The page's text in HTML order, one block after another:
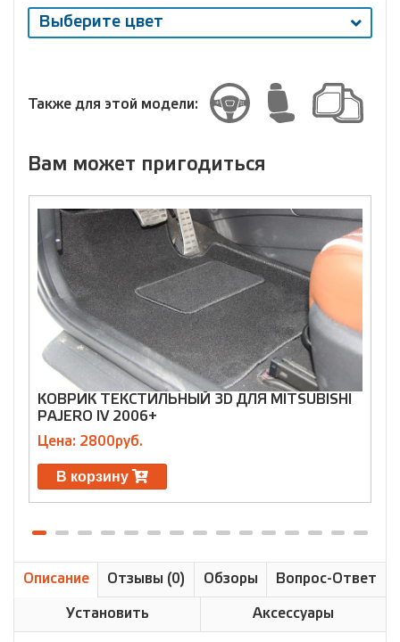
Выберите цвет
Выберите
Также для этой модели:
Вам может пригодиться
КОВРИК ТЕКСТИЛЬНЫЙ 3D ДЛЯ MITSUBISHI
PAJERO IV 2006+
Цена: 2800руб.
В корзину
Описание Отзывы (0) Обзоры Вопрос-Ответ
Установить Аксессуары